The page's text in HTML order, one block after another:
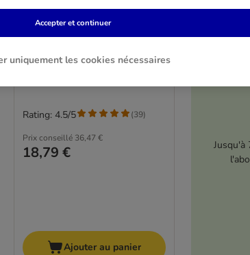
Tapis Vetbed® Isobed SL,
crème
L 100 x l 75 cm
Prix conseillé 36,47 €
18,79 €
Rating: 4.5/5 (39)
Ajouter au panier
12
Jusqu'à
uniquement les cookies nécessaires
Accepter et continuer